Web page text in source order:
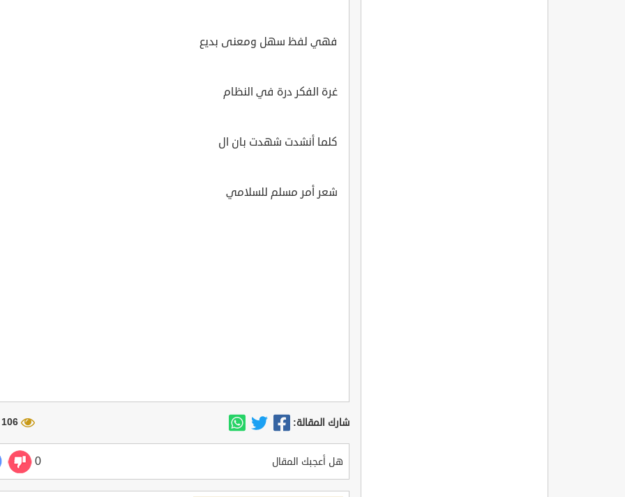
فهي لفظ سهل ومعنى بديع
غرة الفكر درة في النظام
كلما أنشدت شهدت بان ال
شعر أمر مسلم للسلامي
شارك المقالة: 106 مشاهدة
هل أعجبك المقال 0